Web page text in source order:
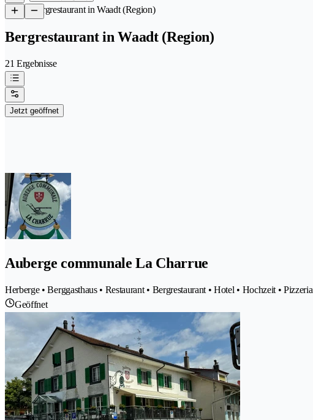
/Bergrestaurant in Waadt (Region)
Bergrestaurant in Waadt (Region)
21 Ergebnisse
Jetzt geöffnet
Auberge communale La Charrue
Herberge • Berggasthaus • Restaurant • Bergrestaurant • Hotel • Hochzeit • Pizzeria
Geöffnet